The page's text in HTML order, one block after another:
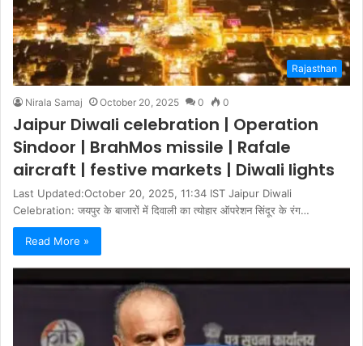
Rajasthan
Nirala Samaj October 20, 2025 0 0
Jaipur Diwali celebration | Operation
Sindoor | BrahMos missile | Rafale
aircraft | festive markets | Diwali lights
Last Updated:October 20, 2025, 11:34 IST Jaipur Diwali
Celebration: जयपुर के बाजारों में दिवाली का त्योहार ऑपरेशन सिंदूर के रंग…
Read More »